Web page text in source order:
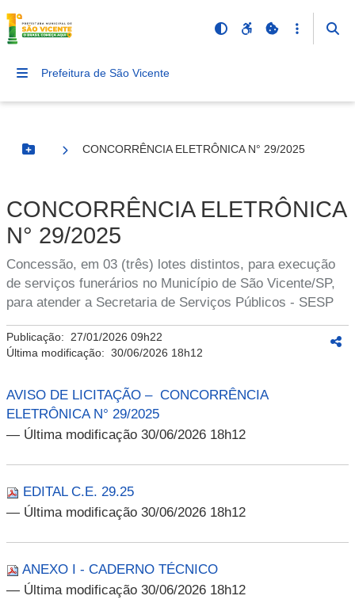
Prefeitura de São Vicente
Botão Menu
CONCORRÊNCIA ELETRÔNICA N° 29/2025
CONCORRÊNCIA ELETRÔNICA
N° 29/2025
Concessão, em 03 (três) lotes distintos, para execução
de serviços funerários no Município de São Vicente/SP,
para atender a Secretaria de Serviços Públicos - SESP
Publicação: 27/01/2026 09h22
Última modificação: 30/06/2026 18h12
AVISO DE LICITAÇÃO – CONCORRÊNCIA
ELETRÔNICA N° 29/2025
— Última modificação 30/06/2026 18h12
EDITAL C.E. 29.25
— Última modificação 30/06/2026 18h12
ANEXO I - CADERNO TÉCNICO
— Última modificação 30/06/2026 18h12